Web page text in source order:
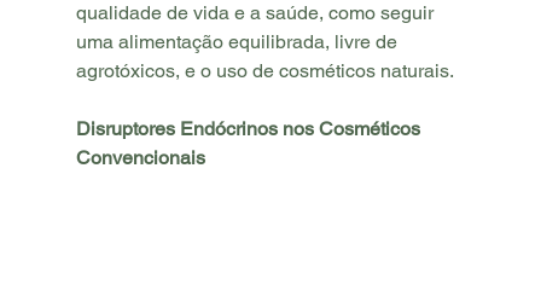
qualidade de vida e a saúde, como seguir
uma alimentação equilibrada, livre de
agrotóxicos, e o uso de cosméticos naturais.
Disruptores Endócrinos nos Cosméticos
Convencionais